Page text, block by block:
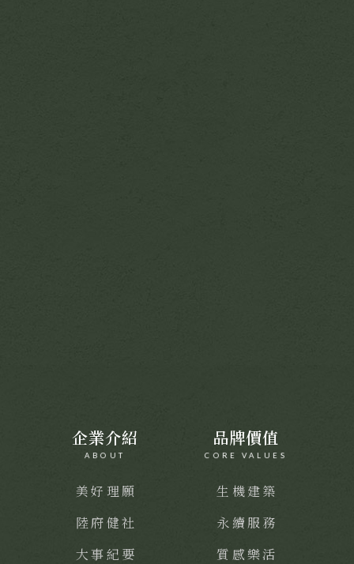
企業介紹
ABOUT
美好理願
陸府健社
大事紀要
品牌價值
CORE VALUES
生機建築
永續服務
質感樂活